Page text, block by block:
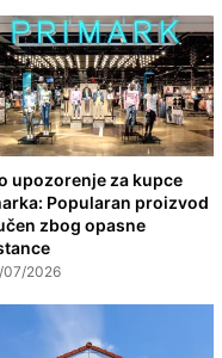
upozorenje za kupce
Popularan proizvod
zbog opasne
2026